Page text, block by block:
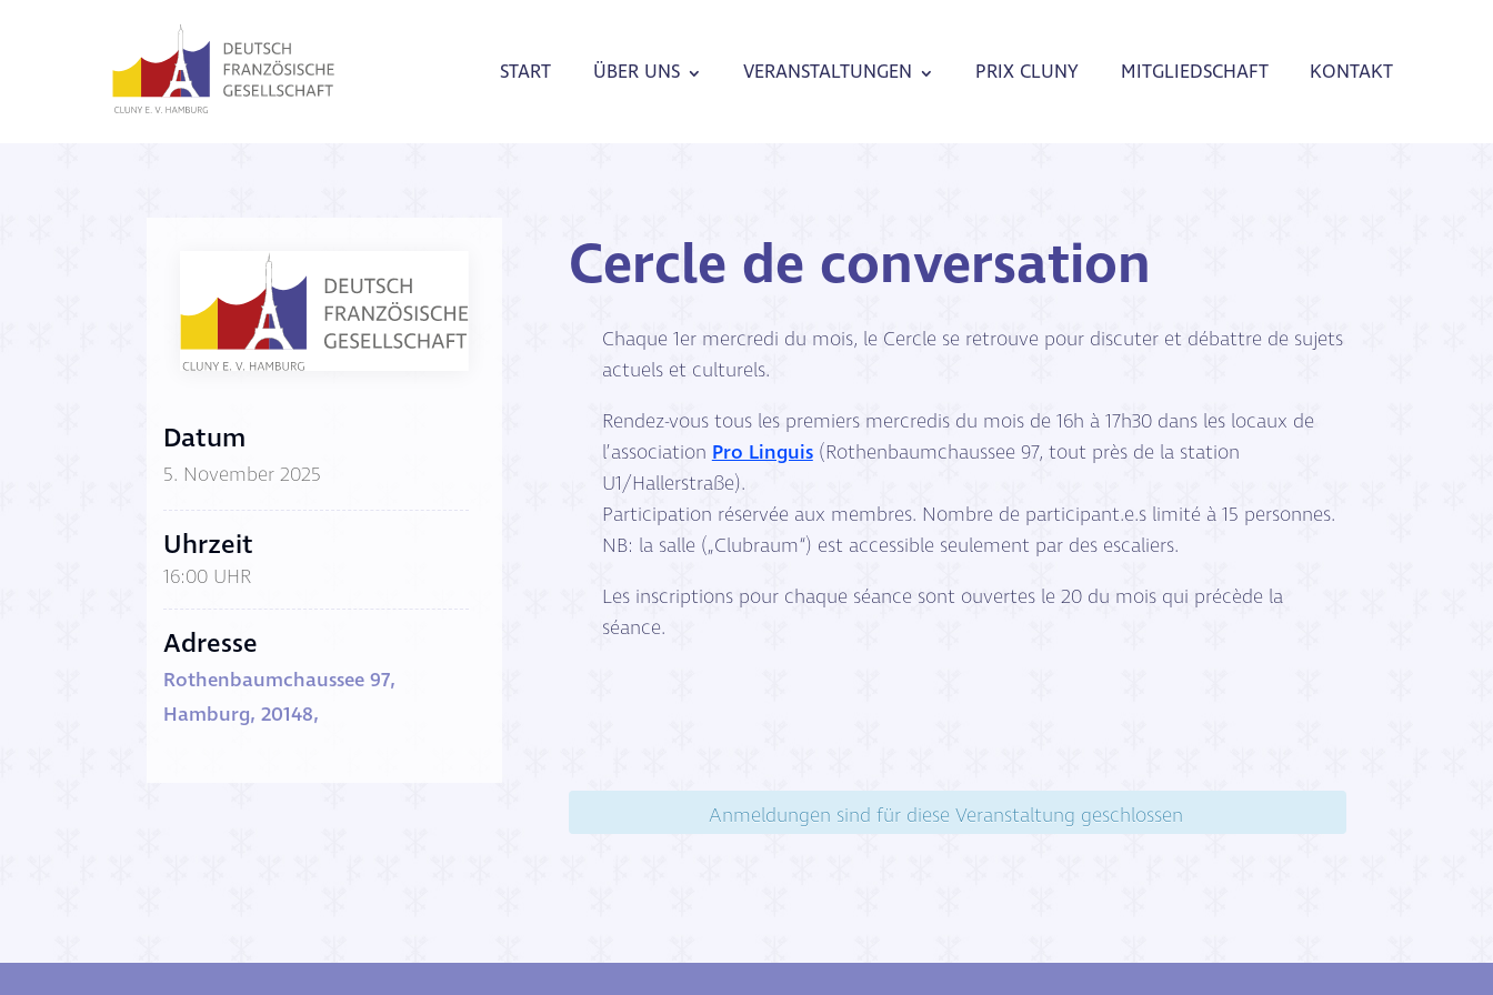
START ÜBER UNS VERANSTALTUNGEN PRIX CLUNY MITGLIEDSCHAFT KONTAKT
Datum
5. November 2025
Uhrzeit
16:00 UHR
Adresse
Rothenbaumchaussee 97,
Hamburg, 20148,
Cercle de conversation
Chaque 1er mercredi du mois, le Cercle se retrouve pour discuter et débattre de sujets
actuels et culturels.
Rendez-vous tous les premiers mercredis du mois de 16h à 17h30 dans les locaux de
l’associationPro Linguis(Rothenbaumchaussee 97, tout près de la station
U1/Hallerstraße).
Participation réservée aux membres. Nombre de participant.e.s limité à 15 personnes.
NB: la salle („Clubraum“) est accessible seulement par des escaliers.
Les inscriptions pour chaque séance sont ouvertes le 20 du mois qui précède la
séance.
Anmeldungen sind für diese Veranstaltung geschlossen